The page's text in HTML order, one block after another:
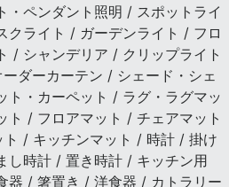
・ペンダント照明 / スポットライ
クライト / ガーデンライト / フロ
/ シャンデリア / クリップライト
ダーカーテン / シェード・シェ
ト・カーペット / ラグ・ラグマッ
ト / フロアマット / チェアマット
/ キッチンマット / 時計 / 掛け
し時計 / 置き時計 / キッチン用
器 / 箸置き / 洋食器 / カトラリー